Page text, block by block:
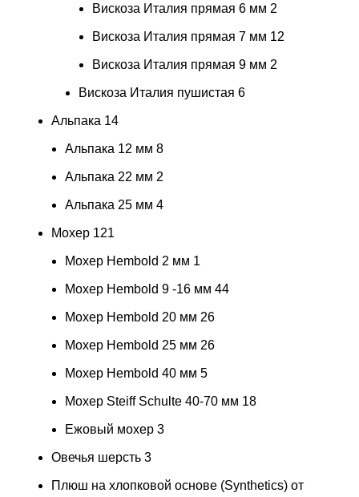
Вискоза Италия прямая 6 мм 2
Вискоза Италия прямая 7 мм 12
Вискоза Италия прямая 9 мм 2
Вискоза Италия пушистая 6
Альпака 14
Альпака 12 мм 8
Альпака 22 мм 2
Альпака 25 мм 4
Мохер 121
Мохер Hembold 2 мм 1
Мохер Hembold 9 -16 мм 44
Мохер Hembold 20 мм 26
Мохер Hembold 25 мм 26
Мохер Hembold 40 мм 5
Мохер Steiff Schulte 40-70 мм 18
Ежовый мохер 3
Овечья шерсть 3
Плюш на хлопковой основе (Synthetics) от